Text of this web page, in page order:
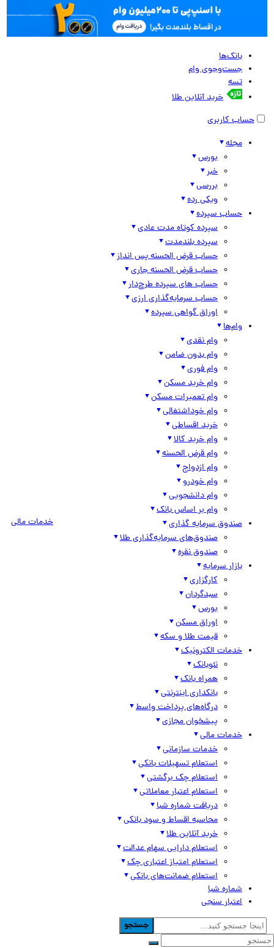
بانک‌ها
جست‌وجوی وام
تسه
خرید آنلاین طلا
حساب کاربری
مجله
بورس
خبر
بررسی
ویکی رده
حساب سپرده
سپرده کوتاه مدت عادی
سپرده بلندمدت
حساب قرض الحسنه پس انداز
حساب قرض الحسنه جاری
حساب های سپرده طرح‌دار
حساب سرمایه‌گذاری ارزی
اوراق گواهی سپرده
وام‌ها
وام نقدی
وام بدون ضامن
وام فوری
وام خرید مسکن
وام تعمیرات مسکن
وام خوداشتغالی
خرید اقساطی
وام خرید کالا
وام قرض الحسنه
وام ازدواج
وام خودرو
وام دانشجویی
وام بر اساس بانک
صندوق سرمایه گذاری
صندوق‌های سرمایه‌گذاری طلا
صندوق نقره
بازار سرمایه
کارگزاری
سبدگردان
بورس
اوراق مسکن
قیمت طلا و سکه
خدمات الکترونیک
نئوبانک
همراه بانک
بانکداری اینترنتی
درگاه‌های پرداخت واسط
پیشخوان مجازی
خدمات مالی
خدمات سازمانی
استعلام تسهیلات بانکی
استعلام چک برگشتی
استعلام اعتبار معاملاتی
دریافت شماره شبا
محاسبه اقساط و سود بانکی
خرید آنلاین طلا
استعلام دارایی سهام عدالت
استعلام امتیاز اعتباری چک
استعلام ضمانت‌های بانکی
شماره شبا
اعتبار سنجی
خدمات مالی
جستجو